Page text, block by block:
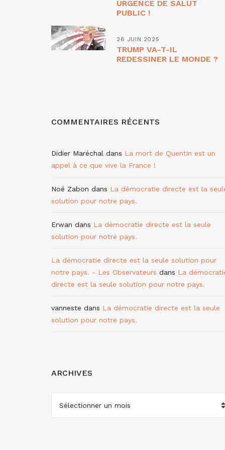
URGENCE DE SALUT
PUBLIC !
28 JUIN 2025
TRUMP VA-T-IL
REDESSINER LE MONDE ?
COMMENTAIRES RÉCENTS
Didier Maréchal dans La mort de Quentin est un
appel à ce que vive la France !
Noé Zabon dans La démocratie directe est la
solution pour notre pays.
Erwan dans La démocratie directe est la seule
solution pour notre pays.
La démocratie directe est la seule solution pour
notre pays. - Les Observateurs dans La
directe est la seule solution pour notre pays.
vanneste dans La démocratie directe est la seule
solution pour notre pays.
ARCHIVES
ARCHIVES